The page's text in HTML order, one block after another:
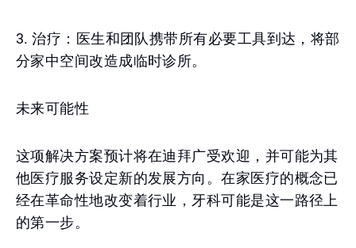
3. 治疗：医生和团队携带所有必要工具到达，将部
分家中空间改造成临时诊所。
未来可能性
这项解决方案预计将在迪拜广受欢迎，并可能为其
他医疗服务设定新的发展方向。在家医疗的概念已
经在革命性地改变着行业，牙科可能是这一路径上
的第一步。